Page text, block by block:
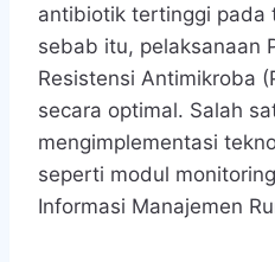
antibiotik tertinggi pada
sebab itu, pelaksanaan
Resistensi Antimikroba
secara optimal. Salah
mengimplementasi
seperti modul
Informasi Manajemen